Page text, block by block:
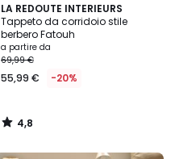
LA REDOUTE INTERIEURS
Tappeto da corridoio stile
berbero Fatouh
a partire da
69,99 €
55,99 € -20%
4,8
/ 5
4,8
/